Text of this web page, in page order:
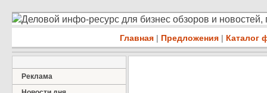
Деловой инфо-ресурс для бизнес обзоров и
Главная | Предложения | Каталог
Реклама